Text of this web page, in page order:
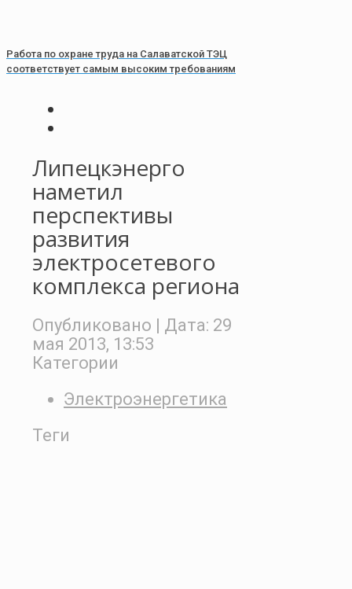
Работа по охране труда на Салаватской ТЭЦ
соответствует самым высоким требованиям
Липецкэнерго
наметил
перспективы
развития
электросетевого
комплекса региона
Опубликовано | Дата: 29
мая 2013, 13:53
Категории
Электроэнергетика
Теги